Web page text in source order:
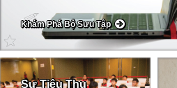
Khám Phá Bộ Sưu Tập
Sự Tiêu Thụ